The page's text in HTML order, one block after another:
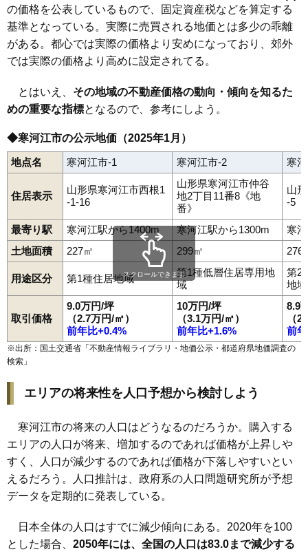
の価格を公表しているもので、固定資産税などを算定する
基準となっている。実際に売買される地価とは多少の乖離
がある。都心では実際の価格より安めになっており、郊外
では実際の価格より高めに設定されてる。
とはいえ、 その地域の不動産価格の動向・傾向を知るた
めの重要な指標となるので、参考にしよう。
◆寒河江市の公示地価（2025年1月）
地点名 寒河江市-1 寒河江市-2 寒
住居表示
山形県寒河江市西根1
-1-16
山形県寒河江市仲谷
地2丁目11番8《地
番》
山
-5
最寄り駅 寒河江駅から1400m 寒河江駅から1300m
寒
土地面積
227㎡ 299㎡ 276
用途区分 第1種住居地域
第1種低層住居専用地
域
第2
地域
取引価格
9.0万円/坪
（2.7万円/㎡）
前年比+0.4%
10万円/坪
（3.1万円/㎡）
前年比+1.6%
8.9
（
前
スクロールできます
※出所：国土交通省「不動産情報ライブラリ・地価公示・都道府県地価調査の
検索 」
エリアの将来性を人口予想から検討しよう
寒河江市の将来の人口はどうなるのだろうか。購入する
エリアの人口が将来、増加するのであれば価格が上昇しや
すく、人口が減少するのであれば価格が下落しやすいとい
えるだろう。人口推計は、政府系の人口問題研究所が予想
データを定期的に発表している。
日本全体の人口はすでに減少傾向にある。2020年を100
とした場合、 2050年には、全国の人口は83.0まで減少する
中央工業団地仲谷地七日町西根 西根北町日田東新山町
日和田
船橋町 本町 丸内緑町南町 本楯元町八鍬 山岸町 八幡町
六供町 若葉町 内ノ袋ほなみ
南寒河江駅 寒河江駅西寒河江駅 羽前高松駅柴橋駅